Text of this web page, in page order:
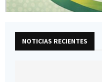
NOTICIAS RECIENTES